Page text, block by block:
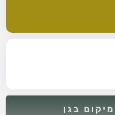
מיקום בגן